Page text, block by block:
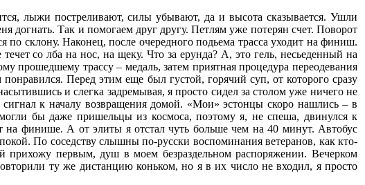
лыжи постреливают, силы убывают, да и высота сказывается. Ушли
догнать. Так и помогаем друг другу. Петлям уже потерян счет. Поворот
склону. Наконец, после очередного подьема трасса уходит на финиш.
со лба на нос, на щеку. Что за ерунда? А, это гель, несьеденный на
прошедшему трассу – медаль, затем приятная процедура переодевания
Перед этим еще был густой, горячий суп, от которого сразу
и слегка задремывая, я просто сидел за столом уже ничего не
к началу возвращения домой. «Мои» эстонцы скоро нашлись – в
бы даже пришельцы из космоса, поэтому я, не спеша, двинулся к
на финише. А от элиты я отстал чуть больше чем на 40 минут. Автобус
По соседству слышны по-русски воспоминания ветеранов, как кто-
первым, душ в моем безраздельном распоряжении. Вечерком
ту же дистанцию коньком, но я в их число не входил, я просто